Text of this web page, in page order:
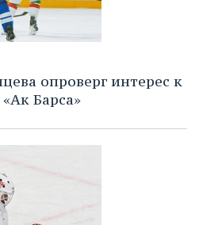
опроверг интерес к
Барса»